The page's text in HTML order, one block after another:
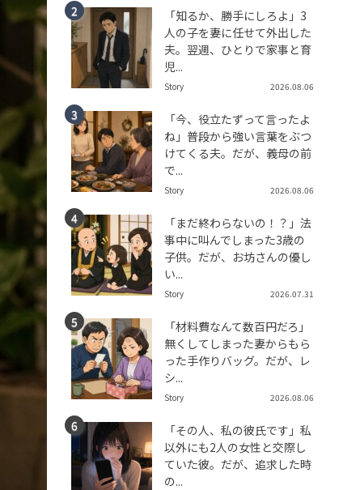
「知るか、勝手にしろよ」3
人の子を妻に任せて外出した
夫。翌週、ひとりで家事と育
児...
Story 2026.08.06
「今、役立たずって言ったよ
ね」普段から強い言葉をぶつ
けてくる夫。だが、義母の前
で...
Story 2026.08.06
「まだ終わらないの！？」法
事中に叫んでしまった3歳の
子供。だが、お坊さんの優し
い...
Story 2026.07.31
「材料費なんて数百円だろ」
無くしてしまった妻からもら
った手作りバッグ。だが、レ
シ...
Story 2026.08.06
「その人、私の彼氏です」私
以外にも2人の女性と交際し
ていた彼。だが、追求した時
の...